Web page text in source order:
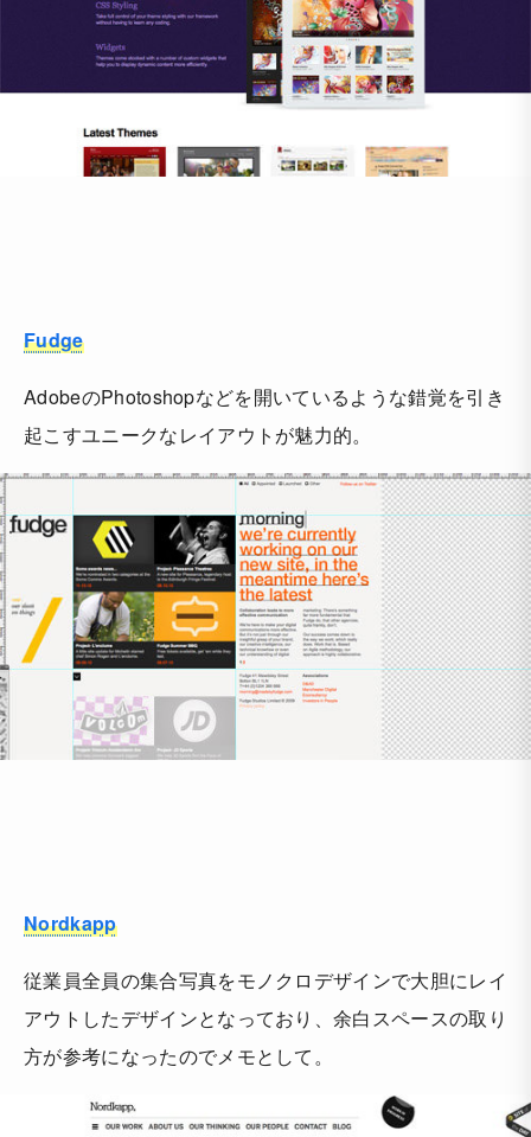
Fudge
AdobeのPhotoshopなどを開いているような錯覚を引き
起こすユニークなレイアウトが魅力的。
Nordkapp
従業員全員の集合写真をモノクロデザインで大胆にレイ
アウトしたデザインとなっており、余白スペースの取り
方が参考になったのでメモとして。